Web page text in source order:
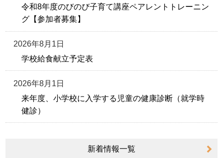
令和8年度のびのび子育て講座ペアレントトレーニン
グ【参加者募集】
2026年8月1日
学校給食献立予定表
2026年8月1日
来年度、小学校に入学する児童の健康診断（就学時
健診）
新着情報一覧